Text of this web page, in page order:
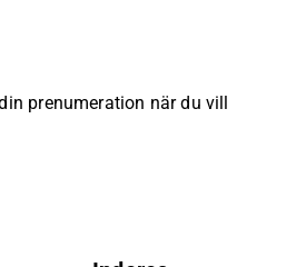
prenumeration när du vill